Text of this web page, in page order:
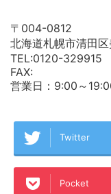
〒004-0812
北海道札幌市清田
TEL:0120-329915
FAX:
営業日：9:00～
Twitter
Pocket